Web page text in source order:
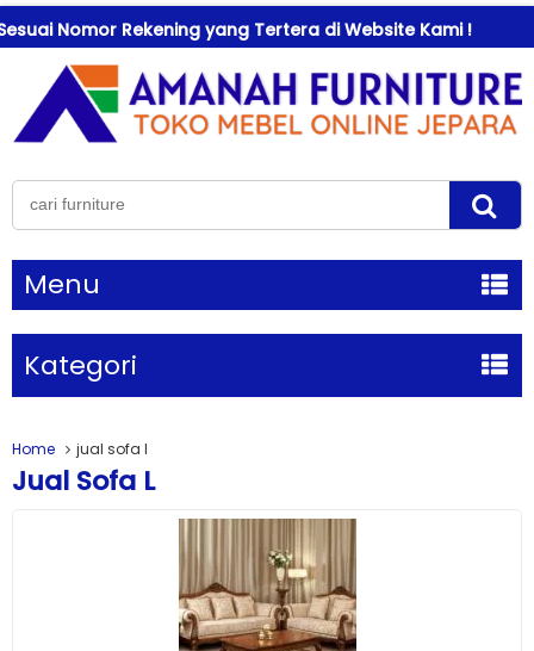
Rekening yang Tertera di Website Kami !
Menu
Kategori
Home jual sofa l
Jual Sofa L